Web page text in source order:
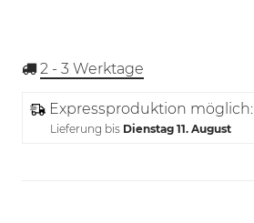
2 - 3 Werktage
Expressproduktion möglich:
Lieferung bis Dienstag 11. August